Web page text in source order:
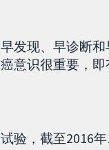
发现、早诊断
意识很重要，
验，截至2016